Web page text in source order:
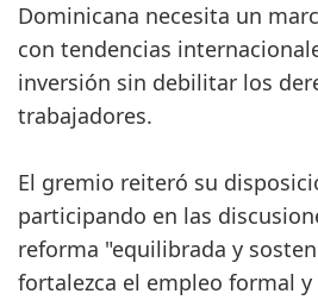
Dominicana necesita un
con tendencias
inversión sin debilitar los
trabajadores.
El gremio reiteró su
participando en las
reforma "equilibrada y
fortalezca el empleo formal y